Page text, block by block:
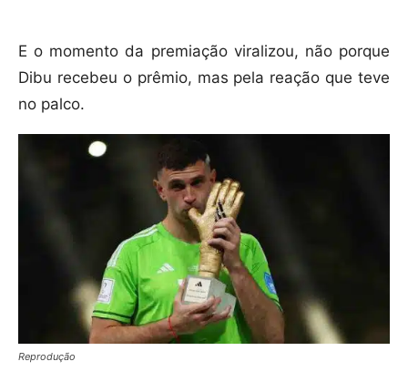
E o momento da premiação viralizou, não porque
Dibu recebeu o prêmio, mas pela reação que teve
no palco.
Reprodução